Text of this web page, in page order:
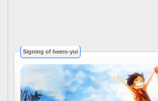
Signing of heero-yui